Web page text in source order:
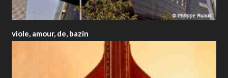
viole, amour, de, bazin